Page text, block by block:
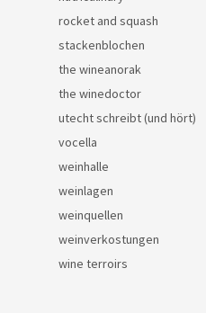
rocket and squash
stackenblochen
the wineanorak
the winedoctor
utecht schreibt (und hört)
vocella
weinhalle
weinlagen
weinquellen
weinverkostungen
wine terroirs